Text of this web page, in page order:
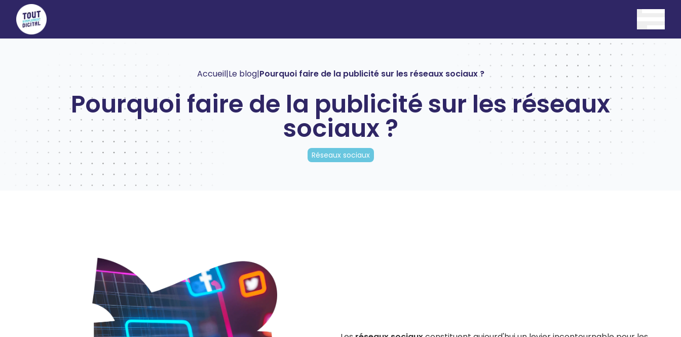
Accueil|Le blog|Pourquoi faire de la publicité sur les réseaux sociaux ?
Pourquoi faire de la publicité sur les réseaux
sociaux ?
Réseaux sociaux